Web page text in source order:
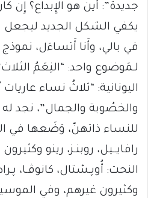
جديدة”: أَين هو الإِبداع؟
يكفي الشكل الجديد ليجعل
في بالي، وأَنا أَتساءَل،
لـمَوضوع واحد: “النِعَمُ
اليونانية: “ثلاثُ نساء
والخصُوبة والجمال”، نجد له
للنساء ذاتهنّ، وَضَعها في
رافايــيل، روبنـز، رينو
النحت: أُوﭘـسْتال، كانوﭬـا،
وكثيرون غيرهم، وفي